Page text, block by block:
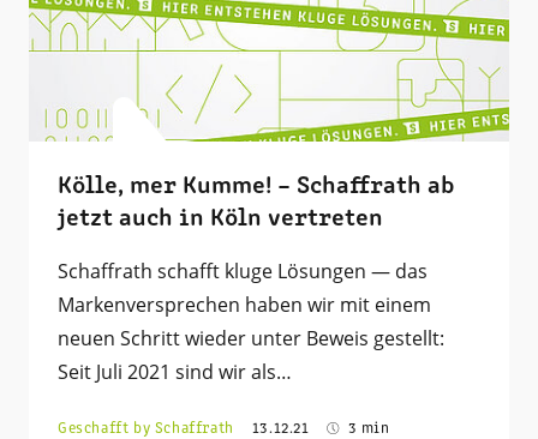
Kölle, mer Kumme! – Schaffrath ab
jetzt auch in Köln vertreten
Schaffrath schafft kluge Lösungen — das
Markenversprechen haben wir mit einem
neuen Schritt wieder unter Beweis gestellt:
Seit Juli 2021 sind wir als…
Geschafft by Schaffrath 13.12.21 3 min